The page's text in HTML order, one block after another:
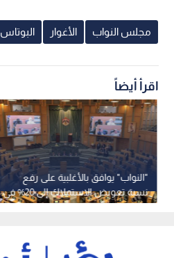
مجلس النواب الأغوار البوتاس
اقرأ أيضاً
"النواب" يوافق بالأغلبية على رفع
نسبة تعويض الاستملاك إلى 20% في
"الملكية العقارية"